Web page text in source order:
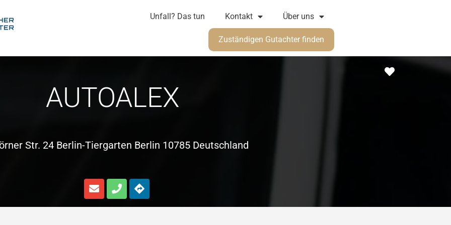
Unfall? Das tun Kontakt Über uns
Zuständigen Gutachter finden
Favorit
AUTOALEX
Str. 24 Berlin-Tiergarten Berlin 10785 Deutschland